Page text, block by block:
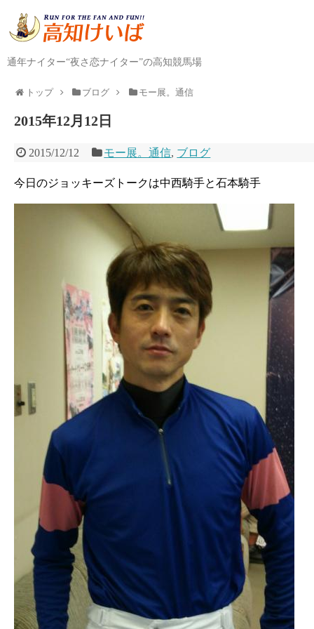
通年ナイター“夜さ恋ナイター”の高知競馬場
トップ ブログ モー展。通信
2015年12月12日
2015/12/12 モー展。通信, ブログ
今日のジョッキーズトークは中西騎手と石本騎手